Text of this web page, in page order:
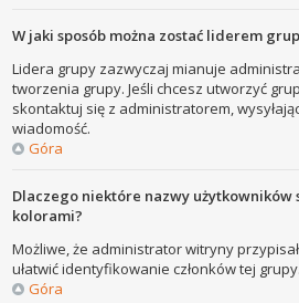
W jaki sposób można zostać liderem
Lidera grupy zazwyczaj mianuje
tworzenia grupy. Jeśli chcesz utworzyć
skontaktuj się z administratorem,
wiadomość.
Góra
Dlaczego niektóre nazwy użytkowników
kolorami?
Możliwe, że administrator witryny
ułatwić identyfikowanie członków tej grupy.
Góra